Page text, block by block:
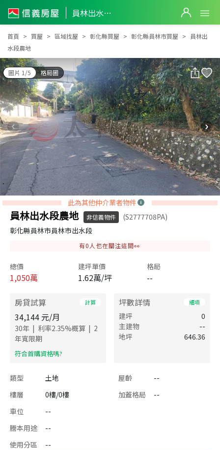
員林出水段農地
員林出水段農地
首頁 買屋 區域找屋 彰化縣買屋 彰化縣員林市買屋
員林出
水段農地
圖片 1/5 格局圖
此為其他仲介業者物件
員林出水段農地 非信義物件
(S2777708PA)
彰化縣員林市員林市出水段
有0 人也在關注這間👀
總價
1,050萬
建坪單價
1.62萬/坪
格局
--
房貸試算 計算
34,144 元/月
30年 | 利率2.35%概算 | 2
年寬限期
​符合首購資格嗎?
坪數詳情 細項
建坪
0
主建物
--
地坪
646.36
類型 土地 屋齡
--
樓層
0樓/0樓 加蓋格局
--
車位
--
謄本用途
--
使用分區
--